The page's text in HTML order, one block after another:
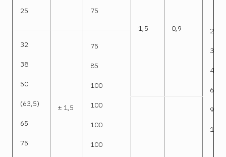
25
75
1,5
0,9 2000
3000
4000
6000
9000
32
38
50
(63,5)
65
75
± 1,5
75
85
100
100
100
100